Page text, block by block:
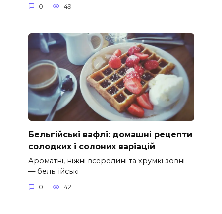
0 49
Бельгійські вафлі: домашні рецепти
солодких і солоних варіацій
Ароматні, ніжні всередині та хрумкі зовні
— бельгійські
0 42